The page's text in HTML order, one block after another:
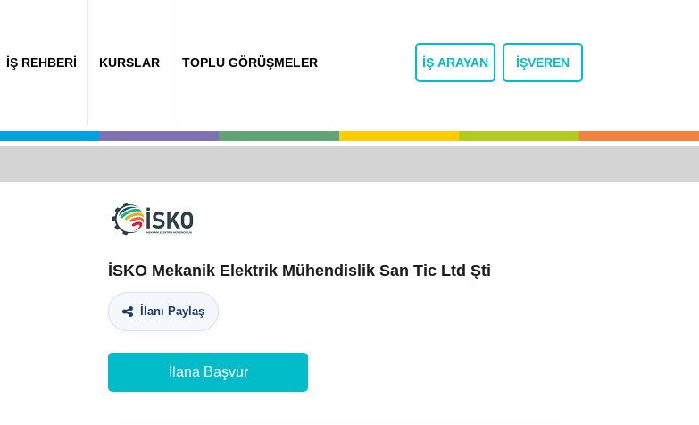
İŞ REHBERİ KURSLAR TOPLU GÖRÜŞMELER İŞ ARAYAN İŞVEREN
İSKO Mekanik Elektrik Mühendislik San Tic Ltd Şti
İlanı Paylaş
İlana Başvur